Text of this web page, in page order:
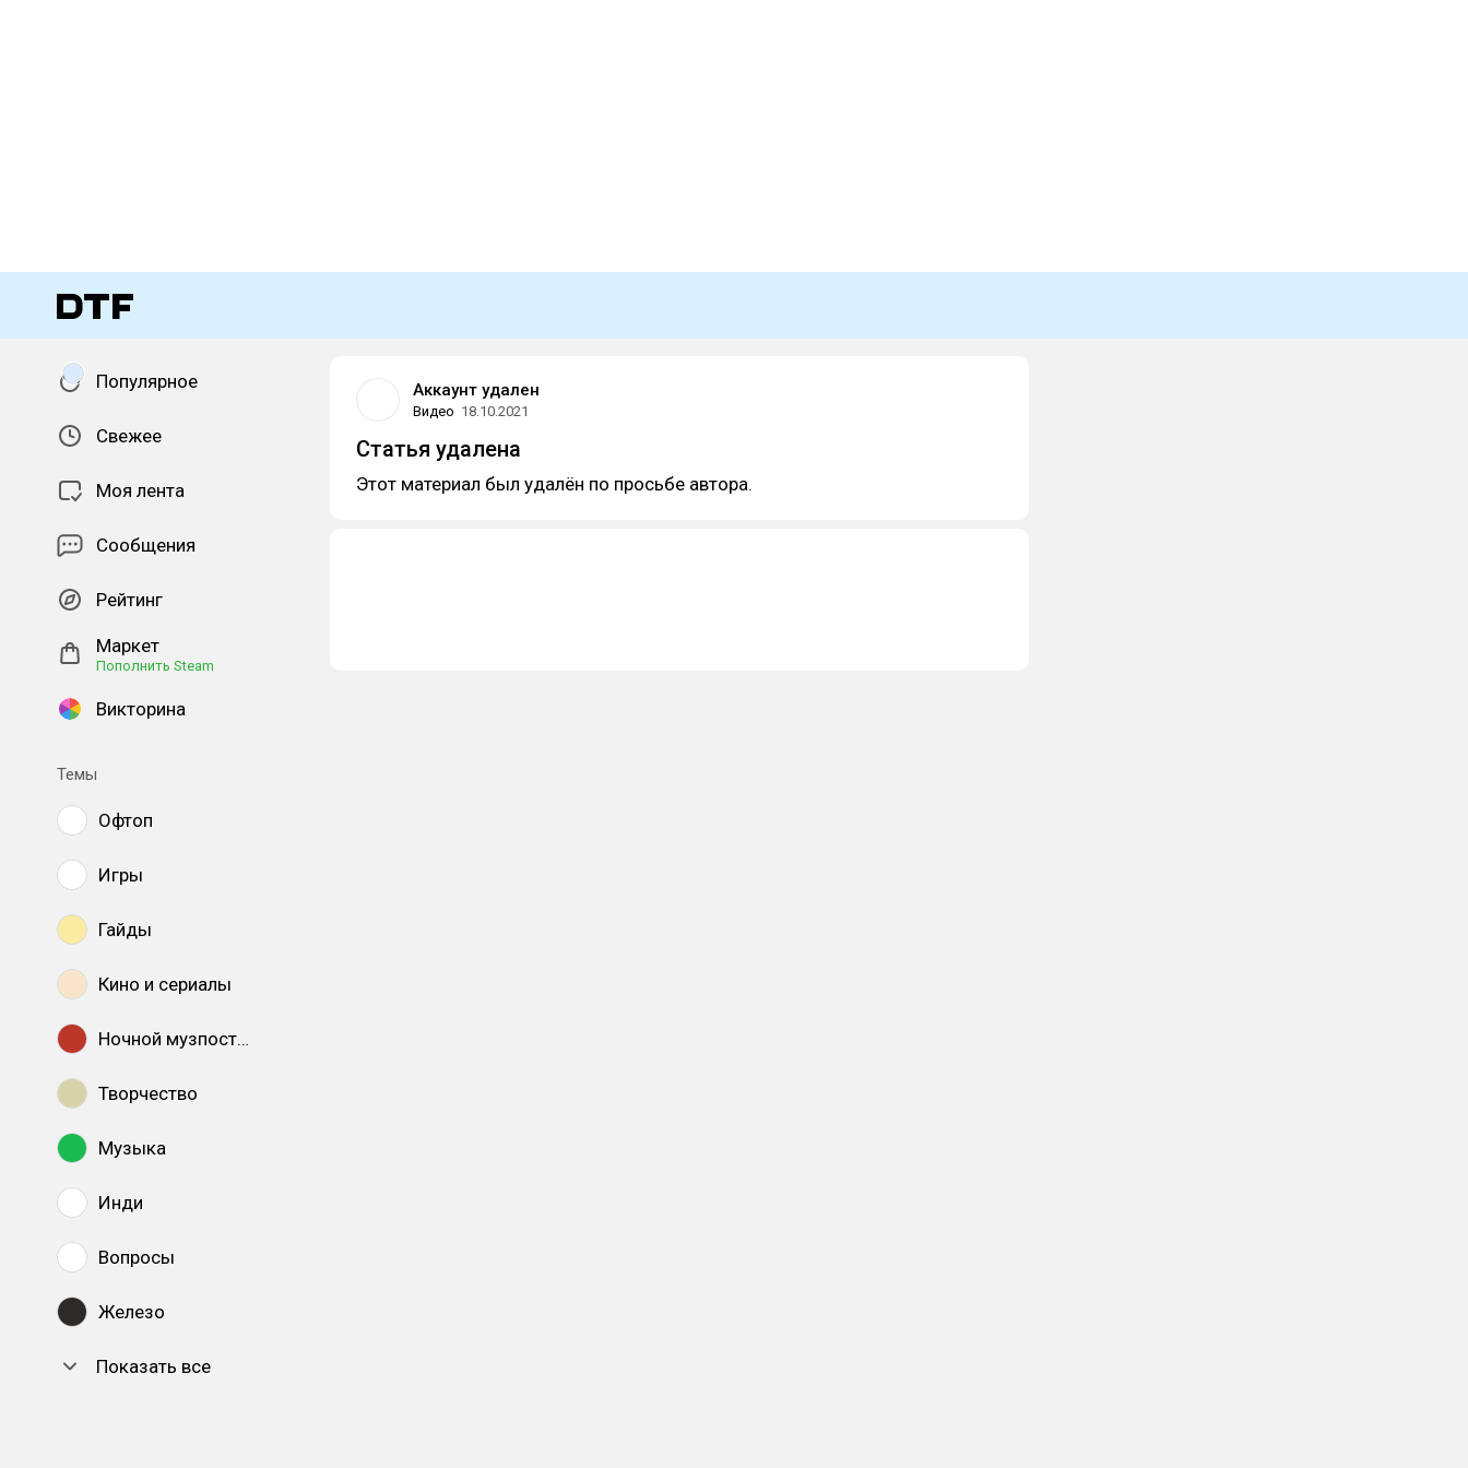
Популярное
Свежее
Моя лента
Сообщения
Рейтинг
Маркет
Пополнить Steam
Викторина
Темы
Офтоп
Игры
Гайды
Кино и сериалы
Ночной музпостинг
Творчество
Музыка
Инди
Вопросы
Железо
Показать все
Аккаунт удален
Видео 18.10.2021
Статья удалена
Этот материал был удалён по просьбе автора.